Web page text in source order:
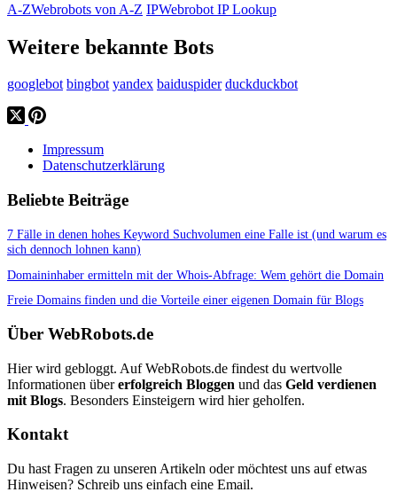
A-ZWebrobots von A-Z IPWebrobot IP Lookup
Weitere bekannte Bots
googlebot bingbot yandex baiduspider duckduckbot
Impressum
Datenschutzerklärung
Beliebte Beiträge
7 Fälle in denen hohes Keyword Suchvolumen eine Falle ist (und warum es
sich dennoch lohnen kann)
Domaininhaber ermitteln mit der Whois-Abfrage: Wem gehört die Domain
Freie Domains finden und die Vorteile einer eigenen Domain für Blogs
Über WebRobots.de
Hier wird gebloggt. Auf WebRobots.de findest du wertvolle
Informationen übererfolgreich Bloggen und das Geld verdienen
mit Blogs. Besonders Einsteigern wird hier geholfen.
Kontakt
Du hast Fragen zu unseren Artikeln oder möchtest uns auf etwas
Hinweisen? Schreib uns einfach eine Email.